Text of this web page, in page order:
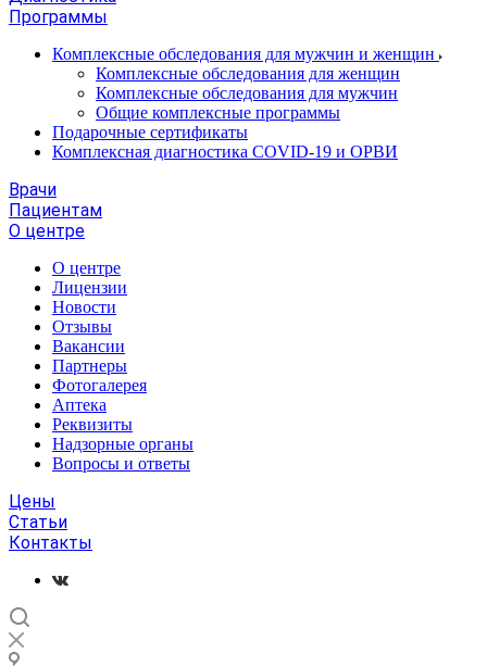
Программы
Комплексные обследования для мужчин и женщин
Комплексные обследования для женщин
Комплексные обследования для мужчин
Общие комплексные программы
Подарочные сертификаты
Комплексная диагностика COVID-19 и ОРВИ
Врачи
Пациентам
О центре
О центре
Лицензии
Новости
Отзывы
Вакансии
Партнеры
Фотогалерея
Аптека
Реквизиты
Надзорные органы
Вопросы и ответы
Цены
Статьи
Контакты